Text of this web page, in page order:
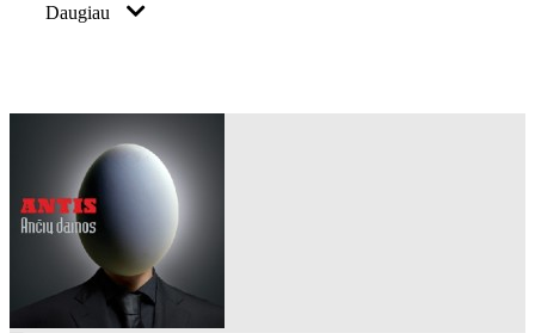
Daugiau